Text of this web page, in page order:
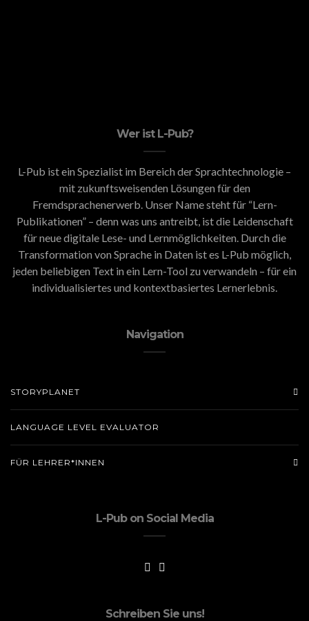
Wer ist L-Pub?
L-Pub ist ein Spezialist im Bereich der Sprachtechnologie –
mit zukunftsweisenden Lösungen für den
Fremdsprachenerwerb. Unser Name steht für “Lern-
Publikationen” – denn was uns antreibt, ist die Leidenschaft
für neue digitale Lese- und Lernmöglichkeiten. Durch die
Transformation von Sprache in Daten ist es L-Pub möglich,
jeden beliebigen Text in ein Lern-Tool zu verwandeln – für ein
individualisiertes und kontextbasiertes Lernerlebnis.
Navigation
STORYPLANET
LANGUAGE LEVEL EVALUATOR
FÜR LEHRER*INNEN
L-Pub on Social Media
Schreiben Sie uns!